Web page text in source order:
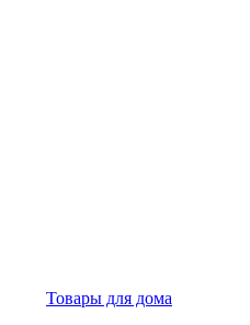
Товары для дома